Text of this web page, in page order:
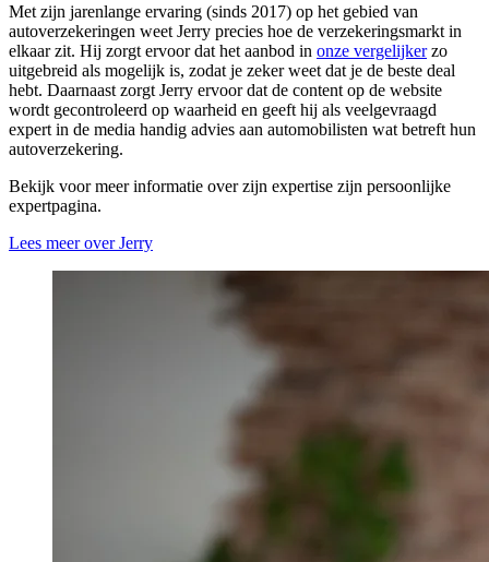
Met zijn jarenlange ervaring (sinds 2017) op het gebied van
autoverzekeringen weet Jerry precies hoe de verzekeringsmarkt in
elkaar zit. Hij zorgt ervoor dat het aanbod in onze vergelijkerzo
uitgebreid als mogelijk is, zodat je zeker weet dat je de beste deal
hebt. Daarnaast zorgt Jerry ervoor dat de content op de website
wordt gecontroleerd op waarheid en geeft hij als veelgevraagd
expert in de media handig advies aan automobilisten wat betreft hun
autoverzekering.
Bekijk voor meer informatie over zijn expertise zijn persoonlijke
expertpagina.
Lees meer over Jerry